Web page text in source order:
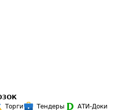
Торги Тендеры
АТИ-Доки